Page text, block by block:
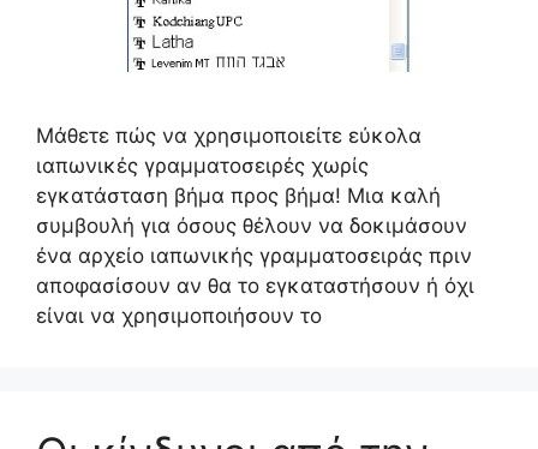
Μάθετε πώς να χρησιμοποιείτε εύκολα
ιαπωνικές γραμματοσειρές χωρίς
εγκατάσταση βήμα προς βήμα! Μια καλή
συμβουλή για όσους θέλουν να δοκιμάσουν
ένα αρχείο ιαπωνικής γραμματοσειράς πριν
αποφασίσουν αν θα το εγκαταστήσουν ή όχι
είναι να χρησιμοποιήσουν το